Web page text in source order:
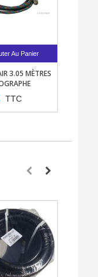
Au Panier
3.05 MÈTRES
TTC